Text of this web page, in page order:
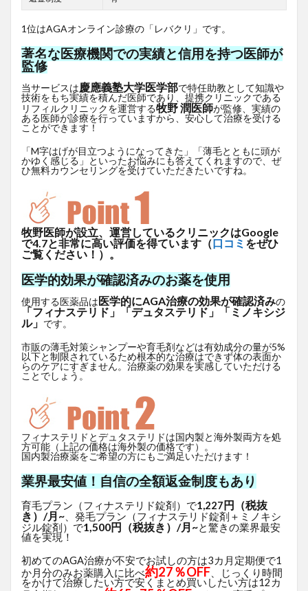
1位はAGAオンライン診療の「レバクリ」です。
著名な医療機関での実績と信用を持つ医師が
監修
当サービスは慶應義塾大学医学部で特任助教として知識や
技術をもち実績を積んだ医師であり、提携クリニックである
リフィルクリニックを運営する牧野 潤医師が監修、実績の
ある医師が診療を行っていますから、安心して治療を受ける
ことができます！
「M字はげが目立つようになってきた」「薄毛とともに頭が
かゆく感じる」といったお悩みにも答えてくれますので、ぜ
ひ無料カウンセリングを受けていただきたいですね。
牧野医師が設立、運営しているクリニックはGoogle
で4.7と非常に高い評価を得ています（口コミ をぜひ
ご覧ください！）。
医学的効果が確認済みのお薬を使用
使用する医薬品は医学的にAGA治療の効果が確認済みの
「フィナステリド」「デュタステリド」「ミノキシジ
ル」 です。
市販の薄毛対策シャンプーや育毛剤などは有効成分の量が5%
以下と制限されているため根本的な治療はできず体の表面か
らのケアにすぎません。治療薬の効果を実感していただける
ことでしょう。
フィナステリドとデュタステリドは国内製と海外製両方を処
方可能（上記の価格は海外製の価格です）。
国内製治療薬をご希望の方にもご満足いただけます！
業界最安値！自信の全額返金制度もあり
育毛プラン（フィナステリド錠剤）で1,227円（税抜
き）/月~ 、発毛プラン（フィナステリド錠剤＋ミノキシ
ジル錠剤）で1,500円（税抜き）/月~と驚きの業界最安
値を実現！
初めてのAGA治療が不安でお試しの方は3カ月定期便で1
か月分のみお薬購入に比べ約27％OFF 、じっくり時間
をかけて治療したい方で安くまとめ買いしたい方は12カ